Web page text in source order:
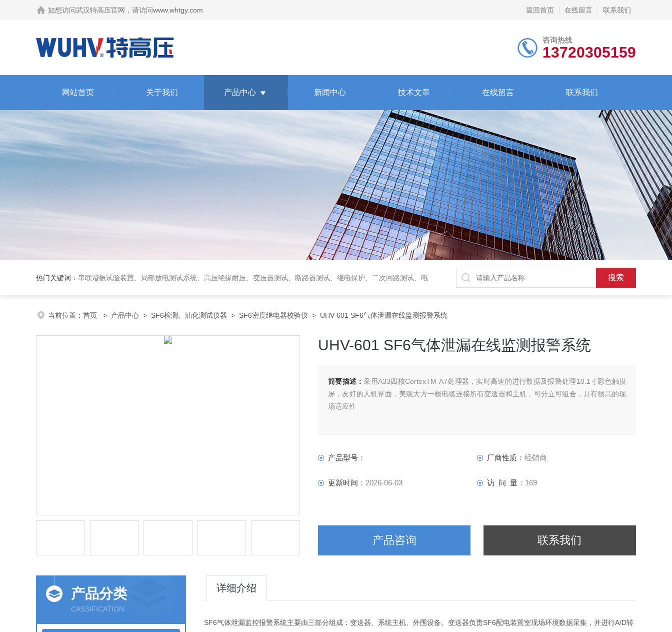
如想访问武汉特高压官网，请访问www.whtgy.com 返回首页 在线留言 联系我们
咨询热线
13720305159
网站首页 关于我们 产品中心 新闻中心 技术文章 在线留言 联系我们
热门关键词： 串联谐振试验装置、局部放电测试系统、高压绝缘耐压、变压器测试、断路器测试、继电保护、二次回路测试、电
当前位置： 首页 > 产品中心 > SF6检测、油化测试仪器 > SF6密度继电器校验仪 > UHV-601 SF6气体泄漏在线监测报警系统
UHV-601 SF6气体泄漏在线监测报警系统
简要描述： 采用A33四核CortexTM-A7处理器，实时高速的进行数据及报警处理10.1寸彩色触摸
屏，友好的人机界面，美观大方一根电缆连接所有变送器和主机，可分立可组合，具有很高的现
场适应性
产品型号： 厂商性质： 经销商
更新时间： 2026-06-03 访 问 量： 169
产品咨询 联系我们
产品分类
CASSIFICATION
详细介绍
SF6气体泄漏监控报警系统主要由三部分组成：变送器、系统主机、外围设备。变送器负责SF6配电装置室现场环境数据采集，并进行A/D转